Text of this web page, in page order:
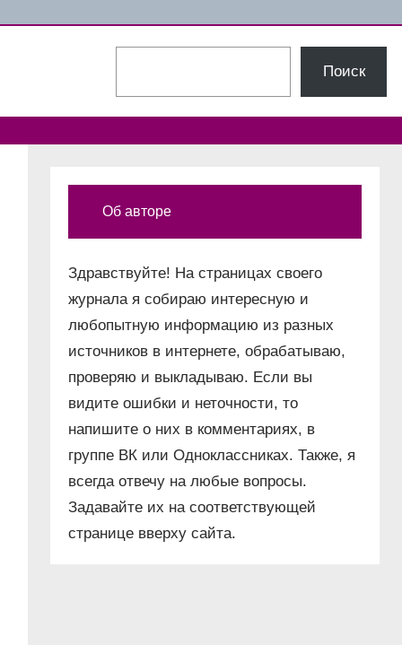
Поиск
Об авторе
Здравствуйте! На страницах своего
журнала я собираю интересную и
любопытную информацию из разных
источников в интернете, обрабатываю,
проверяю и выкладываю. Если вы
видите ошибки и неточности, то
напишите о них в комментариях, в
группе ВК или Одноклассниках. Также, я
всегда отвечу на любые вопросы.
Задавайте их на соответствующей
странице вверху сайта.